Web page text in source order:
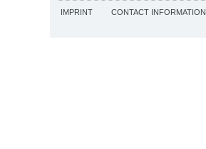
IMPRINT CONTACT INFORMATION